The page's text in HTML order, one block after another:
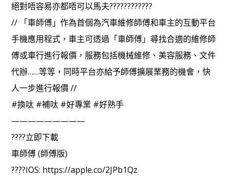
絕對唔容易亦都唔可以馬夫????????????
// 「車師傅」作為首個為汽車維修師傅和車主的互動平台
手機應用程式，車主可透過「車師傅」尋找合適的維修師
傅或車行進行報價，服務包括機械維修、美容服務、文件
代辦……等等，同時平台亦給予師傅擴展業務的機會，快
人一步進行報價 //
#換呔 #補呔 #好專業 #好熟手
—————————
????立即下載
車師傅 (師傅版)
????IOS: https://apple.co/2JPb1Qz